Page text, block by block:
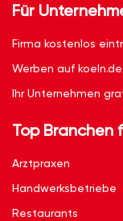
Für
Firma kostenlos
Werben auf
Ihr Unternehmen
Top Branchen
Arztpraxen
Handwerksbetriebe
Restaurants